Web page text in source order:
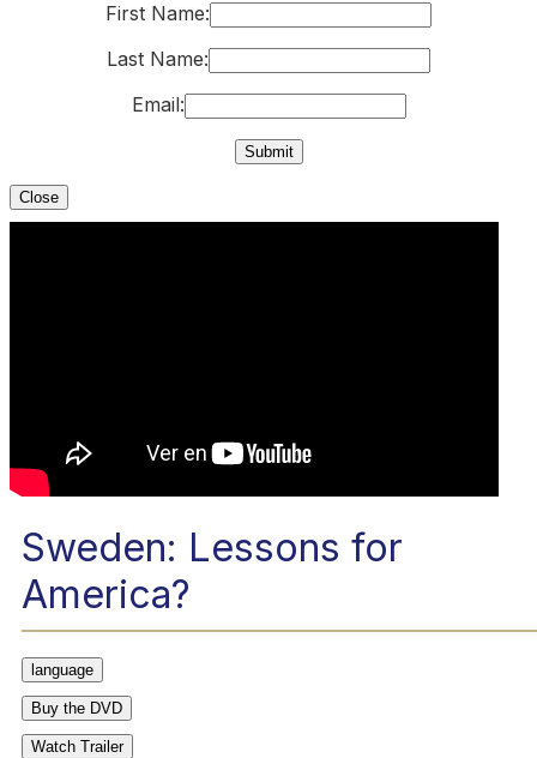
First Name:
Last Name:
Email:
Close
Sweden: Lessons for
America?
language
Buy the DVD
Watch Trailer